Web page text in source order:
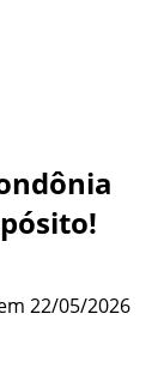
22/05/2026